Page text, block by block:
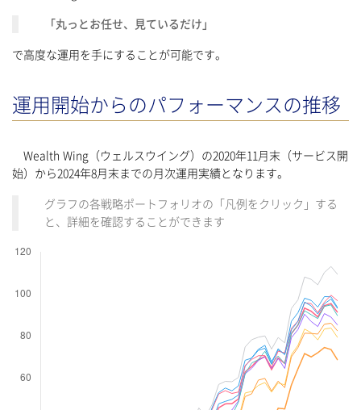
「丸っとお任せ、見ているだけ」
で高度な運用を手にすることが可能です。
運用開始からのパフォーマンスの推移
Wealth Wing（ウェルスウイング）の2020年11月末（サービス開
始）から2024年8月末までの月次運用実績となります。
グラフの各戦略ポートフォリオの「凡例をクリック」する
と、詳細を確認することができます